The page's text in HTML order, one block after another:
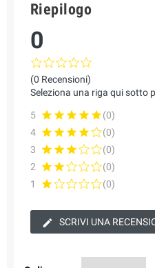
Riepilogo
0
(0 Recensioni)
Seleziona una riga qui sotto
5
(0)
4
(0)
3
(0)
2
(0)
1
(0)
SCRIVI UNA